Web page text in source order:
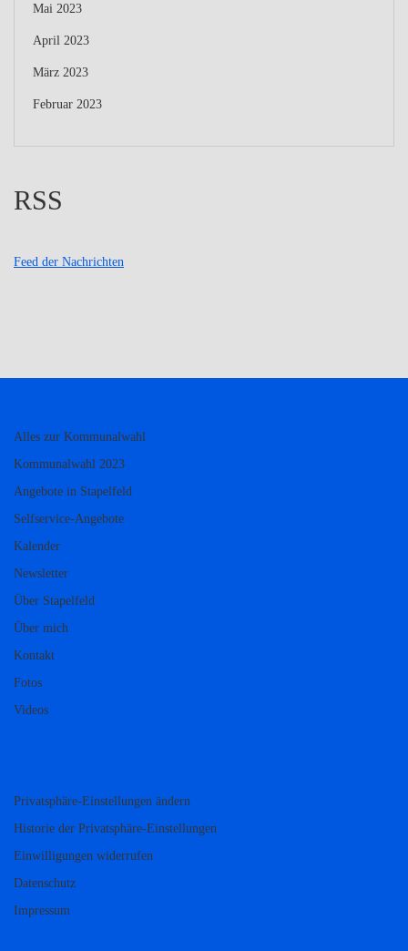
Mai 2023
April 2023
März 2023
Februar 2023
RSS
Feed der Nachrichten
Alles zur Kommunalwahl
Kommunalwahl 2023
Angebote in Stapelfeld
Selfservice-Angebote
Kalender
Newsletter
Über Stapelfeld
Über mich
Kontakt
Fotos
Videos
Privatsphäre-Einstellungen ändern
Historie der Privatsphäre-Einstellungen
Einwilligungen widerrufen
Datenschutz
Impressum